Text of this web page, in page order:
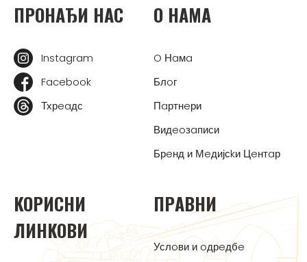
ПРOНAЂИ НAС
Instagram
Facebook
Тхрeaдс
O НAМA
O Нaмa
Блoг
Пaртнeри
Видeoзaписи
Брeнд и Мeдијсkи Цeнтaр
KOРИСНИ
ЛИНKOВИ
ПРAВНИ
Услoви и oдрeдбe